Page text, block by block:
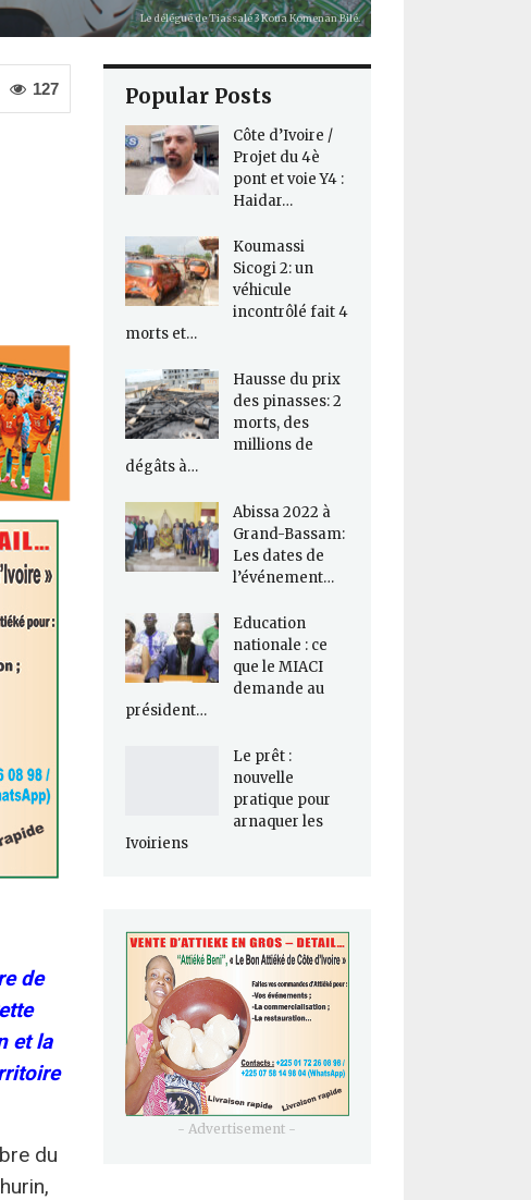
Le délégué de Tiassalé 3 Koua Komenan Bilé.
127
de
et la
du
Popular Posts
Côte d’Ivoire /
Projet du 4è
pont et voie Y4 :
Haidar…
Koumassi
Sicogi 2: un
véhicule
incontrôlé fait 4
morts et…
Hausse du prix
des pinasses: 2
morts, des
millions de
dégâts à…
Abissa 2022 à
Grand-Bassam:
Les dates de
l’événement…
Education
nationale : ce
que le MIACI
demande au
président…
Le prêt :
nouvelle
pratique pour
arnaquer les
Ivoiriens
- Advertisement -